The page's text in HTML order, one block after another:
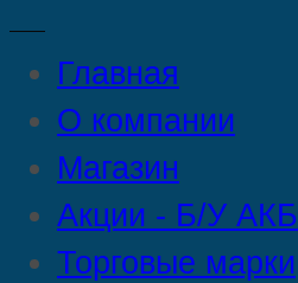
Главная
О компании
Магазин
Акции - Б/У АКБ
Торговые марки